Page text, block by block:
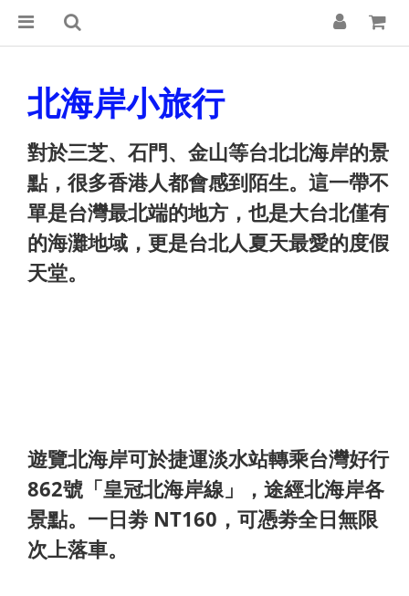
北海岸小旅行
對於三芝、石門、金山等台北北海岸的景
點，很多香港人都會感到陌生。這一帶不
單是台灣最北端的地方，也是大台北僅有
的海灘地域，更是台北人夏天最愛的度假
天堂。
遊覽北海岸可於捷運淡水站轉乘台灣好行
862號「皇冠北海岸線」，途經北海岸各
景點。一日劵 NT160，可憑劵全日無限
次上落車。